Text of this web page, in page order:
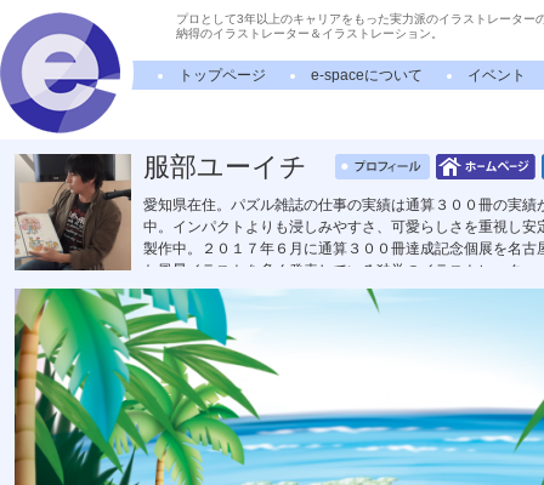
プロとして3年以上のキャリアをもった実力派のイラストレーター
納得のイラストレーター＆イラストレーション。
トップページ e-spaceについて イベント
服部ユーイチ
愛知県在住。パズル雑誌の仕事の実績は通算３００冊の実
中。インパクトよりも浸しみやすさ、可愛らしさを重視し
製作中。２０１７年６月に通算３００冊達成記念個展を名
た風景イラストを多く発表している独学のイラストレータ
トに採用。2012年中日ドラゴンズファン感謝デーのポスタ
ットキャラクターかつなりくんのデザイン全般。長久手市
ニケーションアート専門学校講師。